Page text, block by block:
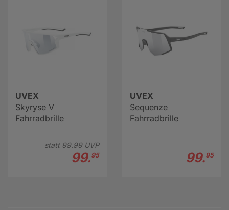
UVEX
Skyryse V
Fahrradbrille
statt 99.99UVP
99.95
UVEX
Sequenze
Fahrradbrille
99.95